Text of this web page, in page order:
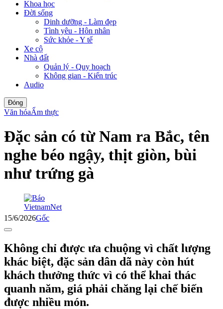
Khoa học
Đời sống
Dinh dưỡng - Làm đẹp
Tình yêu - Hôn nhân
Sức khỏe - Y tế
Xe cộ
Nhà đất
Quản lý - Quy hoạch
Không gian - Kiến trúc
Audio
Đóng
Văn hóaẨm thực
Đặc sản có từ Nam ra Bắc, tên
nghe béo ngậy, thịt giòn, bùi
như trứng gà
15/6/2026Gốc
Không chỉ được ưa chuộng vì chất lượng
khác biệt, đặc sản dân dã này còn hút
khách thưởng thức vì có thể khai thác
quanh năm, giá phải chăng lại chế biến
được nhiều món.